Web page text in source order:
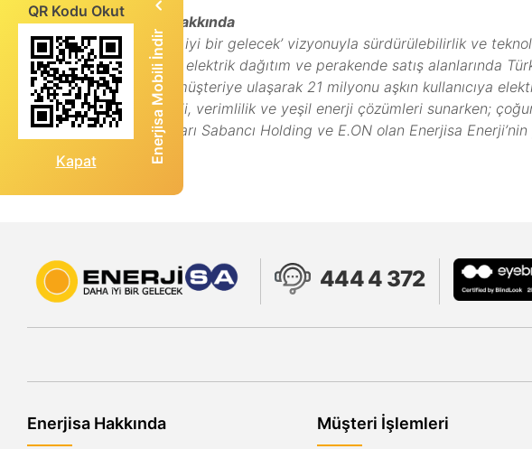
Enerjisa Enerji Hakkında
‘Herkes için daha iyi bir gelecek’ vizyonuyla sürdürülebilirlik ve
ana iş kolları olan elektrik dağıtım ve perakende satış alanlarında
ilde 10.3 milyon müşteriye ulaşarak 21 milyonu aşkın kullanıcıya
yenilenebilir enerji, verimlilik ve yeşil enerji çözümleri sunarken;
Ana sermayedarları Sabancı Holding ve E.ON olan Enerjisa
444 4 372
Enerjisa Hakkında Müşteri İşlemleri
QR Kodu Okut
Kapat Enerjisa Mobili İndir